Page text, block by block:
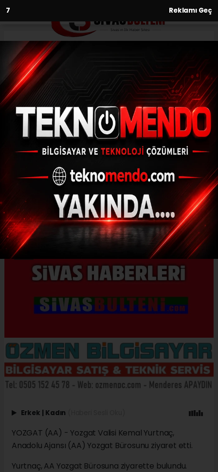
6 Reklamı Geç
Anasayfa
Vali Yurtnaç'tan Aa'ya Ziyaret
28.08.2017 - 17:48, Güncelleme: 28.08.2017 - 17:48
YOZGAT (AA) - Yozgat Valisi Kemal
Yurtnaç, Anadolu Ajansı (AA) Yozgat
Bürosunu ziyaret etti. Yurtnaç, AA Yozgat
Bürosuna ziyarette bulundu. Ziyaretinde
yürütülen...
ABONE OL
Erkek | Kadın
YOZGAT (AA) - Yozgat Valisi Kemal Yurtnaç,
Anadolu Ajansı (AA) Yozgat Bürosunu ziyaret etti.
Yurtnaç, AA Yozgat Bürosuna ziyarette bulundu.